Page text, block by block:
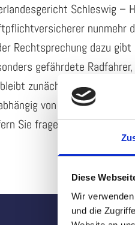
Diese
Wir
und die
Schleswig –
nunmehr
Rechtsprechung dazu
gefährdete
zunächst abzuwarten,
von der
Sie fragen zu dieser